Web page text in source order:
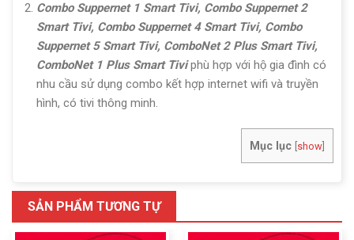
Combo Suppernet 1 Smart Tivi, Combo Suppernet 2
Smart Tivi, Combo Suppernet 4 Smart Tivi, Combo
Suppernet 5 Smart Tivi, ComboNet 2 Plus Smart Tivi,
ComboNet 1 Plus Smart Tiviphù hợp với hộ gia đình có
nhu cầu sử dụng combo kết hợp internet wifi và truyền
hình, có tivi thông minh.
Mục lục [show]
SẢN PHẨM TƯƠNG TỰ